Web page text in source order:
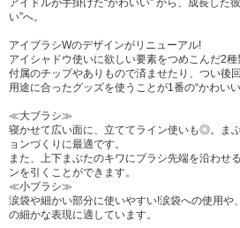
アイドルが手掛けた“かわいい” から、成長した
い”へ。
アイブラシWのデザインがリニューアル!
アイシャドウ使いに欲しい要素をつめこんだ2
付属のチップやありもので済ませたり、つい後
用途に合ったグッズを使うことが1番の“かわい
≪大ブラシ≫
寝かせて広い面に、立ててライン使いも◎。ま
ョンづくりに最適です。
また、上下まぶたのキワにブラシ先端を沿わせ
ンを引くことができます。
≪小ブラシ≫
涙袋や細かい部分に使いやすい!涙袋への使用や
の細かな表現に適しています。